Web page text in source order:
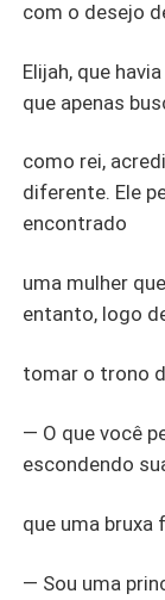
com o desejo
Elijah, que
que apenas
como rei,
diferente. Ele
encontrado
uma mulher
entanto, logo
tomar o trono
— O que você
escondendo
que uma bruxa
— Sou uma